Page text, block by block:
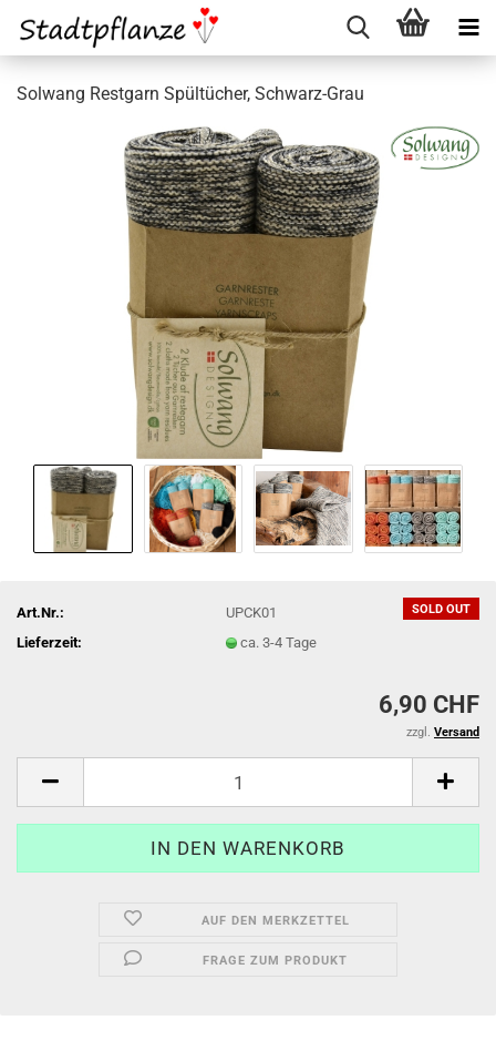
Solwang Restgarn Spültücher, Schwarz-Grau
SOLD OUT
Art.Nr.:
UPCK01
Lieferzeit:
ca. 3-4 Tage
6,90 CHF
zzgl. Versand
AUF DEN MERKZETTEL
FRAGE ZUM PRODUKT